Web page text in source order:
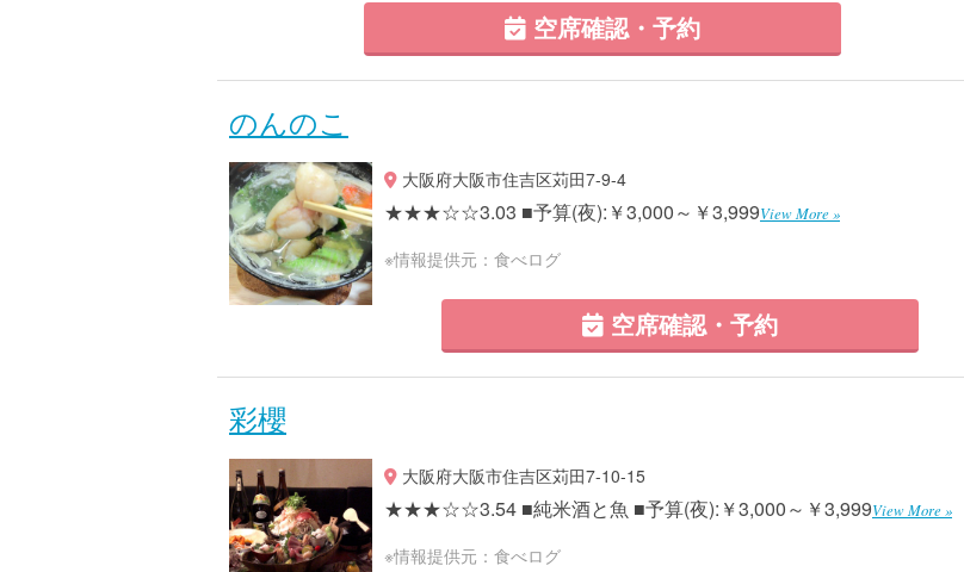
空席確認・予約
のんのこ
大阪府大阪市住吉区苅田7-9-4
★★★☆☆3.03 ■予算(夜):￥3,000～￥3,999View More »
※情報提供元：食べログ
空席確認・予約
彩櫻
大阪府大阪市住吉区苅田7-10-15
★★★☆☆3.54 ■純米酒と魚 ■予算(夜):￥3,000～￥3,999View More »
※情報提供元：食べログ